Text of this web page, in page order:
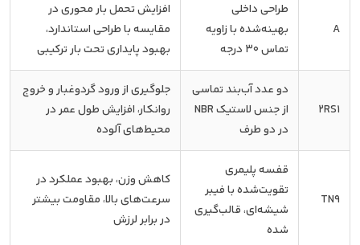
A
طراحی داخلی
بهینه‌شده با زاویه
تماس 30 درجه
افزایش تحمل بار محوری در
مقایسه با طراحی استاندارد،
بهبود پایداری تحت بار ترکیبی
2RS1
دو عدد آب‌بند تماسی
از جنس لاستیک NBR
در دو طرف
جلوگیری از ورود گردوغبار و خروج
روانکار، افزایش طول عمر در
محیط‌های آلوده
TN9
قفسه پلیمری
تقویت‌شده با فیبر
شیشه‌ای، قالب‌گیری
شده
کاهش وزن، بهبود عملکرد در
سرعت‌های بالا، مقاومت بیشتر
در برابر لرزش